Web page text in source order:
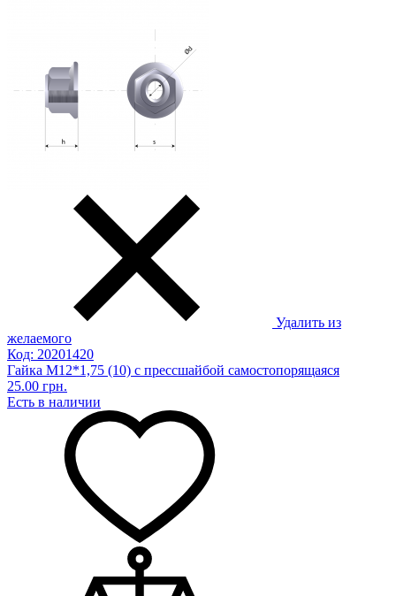
Удалить из
желаемого
Код: 20201420
Гайка М12*1,75 (10) с прессшайбой самостопорящаяся
25.00 грн.
Есть в наличии